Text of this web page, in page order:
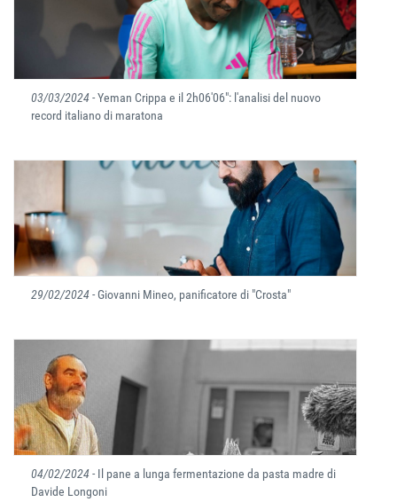
03/03/2024- Yeman Crippa e il 2h06'06": l'analisi del nuovo
record italiano di maratona
29/02/2024- Giovanni Mineo, panificatore di "Crosta"
04/02/2024- Il pane a lunga fermentazione da pasta madre di
Davide Longoni